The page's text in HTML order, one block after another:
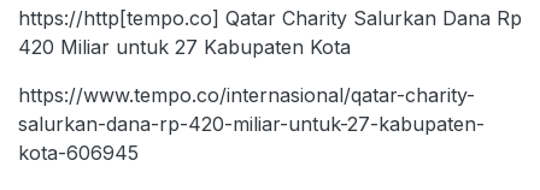
https://http[tempo.co] Qatar Charity Salurkan Dana Rp
420 Miliar untuk 27 Kabupaten Kota
https://www.tempo.co/internasional/qatar-charity-
salurkan-dana-rp-420-miliar-untuk-27-kabupaten-
kota-606945